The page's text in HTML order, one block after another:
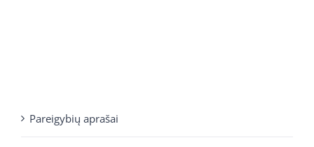
Pareigybių aprašai